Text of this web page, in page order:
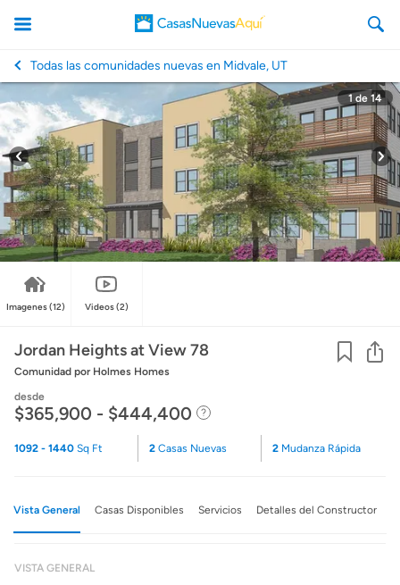
CasasNuevasAqui
Todas las comunidades nuevas en Midvale, UT
1 de 14
Imagenes(12) Videos(2)
Jordan Heights at View 78
Comunidad por Holmes Homes
desde
$365,900 - $444,400
1092 - 1440 Sq Ft 2Casas Nuevas 2 Mudanza Rápida
Vista General Casas Disponibles Servicios Detalles del Constructor
VISTA GENERAL